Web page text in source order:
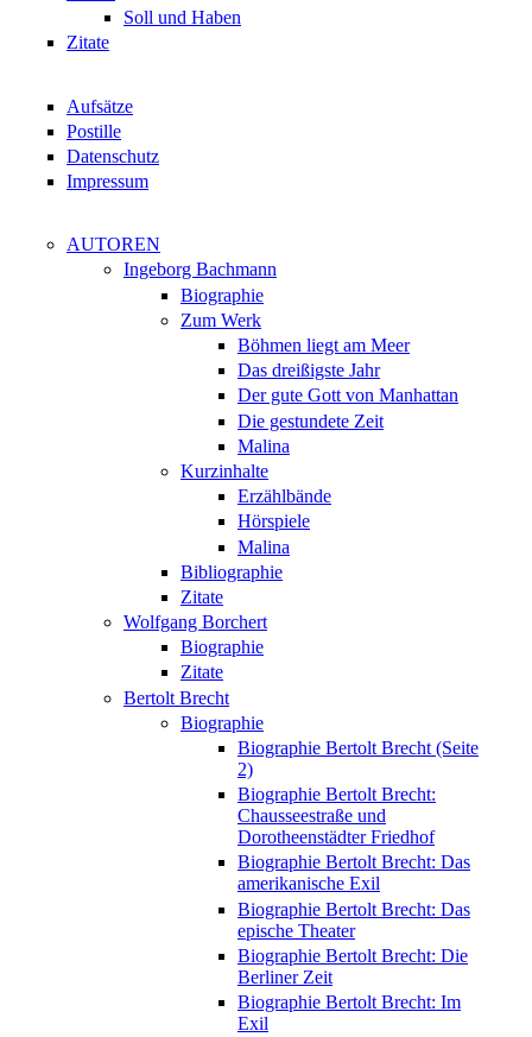
Soll und Haben
Zitate
Aufsätze
Postille
Datenschutz
Impressum
AUTOREN
Ingeborg Bachmann
Biographie
Zum Werk
Böhmen liegt am Meer
Das dreißigste Jahr
Der gute Gott von Manhattan
Die gestundete Zeit
Malina
Kurzinhalte
Erzählbände
Hörspiele
Malina
Bibliographie
Zitate
Wolfgang Borchert
Biographie
Zitate
Bertolt Brecht
Biographie
Biographie Bertolt Brecht (Seite
2)
Biographie Bertolt Brecht:
Chausseestraße und
Dorotheenstädter Friedhof
Biographie Bertolt Brecht: Das
amerikanische Exil
Biographie Bertolt Brecht: Das
epische Theater
Biographie Bertolt Brecht: Die
Berliner Zeit
Biographie Bertolt Brecht: Im
Exil